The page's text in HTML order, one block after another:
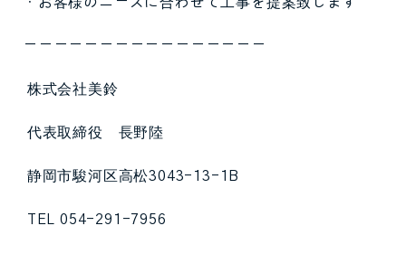
ーーーーーーーーーーーーーーーー
株式会社美鈴
代表取締役 長野陸
静岡市駿河区高松3043-13-1B
TEL 054-291-7956